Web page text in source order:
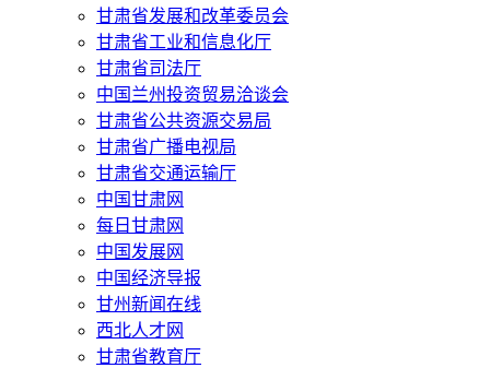
甘肃省发展和改革委员会
甘肃省工业和信息化厅
甘肃省司法厅
中国兰州投资贸易洽谈会
甘肃省公共资源交易局
甘肃省广播电视局
甘肃省交通运输厅
中国甘肃网
每日甘肃网
中国发展网
中国经济导报
甘州新闻在线
西北人才网
甘肃省教育厅